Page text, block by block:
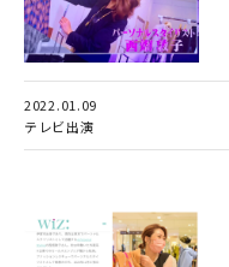
2022.01.09
テレビ出演